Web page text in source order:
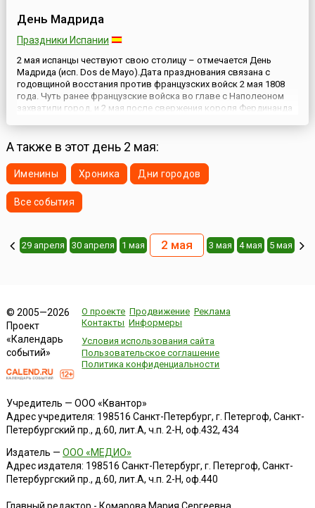
День Мадрида
Праздники Испании
2 мая испанцы чествуют свою столицу – отмечается День
Мадрида (исп. Dos de Mayo).Дата празднования связана с
годовщиной восстания против французских войск 2 мая 1808
года. Чуть ранее французские войска во главе с Наполеоном
захватили город, и 2 мая после свержения короля Фердинанда
окку...
А также в этот день 2 мая:
Именины Хроника Дни городов
Все события
29 апреля 30 апреля 1 мая 2 мая 3 мая 4 мая 5 мая
© 2005—2026
Проект
«Календарь
событий»
О проекте Продвижение Реклама
Контакты Информеры
Условия использования сайта
Пользовательское соглашение
Политика конфиденциальности
Учредитель — ООО «Квантор»
Адрес учредителя: 198516 Санкт-Петербург, г. Петергоф, Санкт-
Петербургский пр., д.60, лит.А, ч.п. 2-Н, оф.432, 434
Издатель — ООО «МЕДИО»
Адрес издателя: 198516 Санкт-Петербург, г. Петергоф, Санкт-
Петербургский пр., д.60, лит.А, ч.п. 2-Н, оф.440
Главный редактор - Комарова Мария Сергеевна